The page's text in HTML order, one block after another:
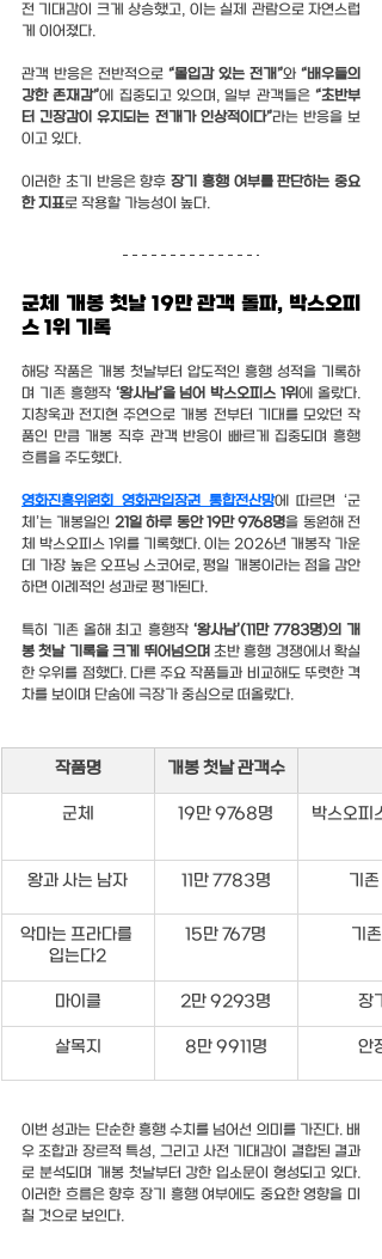
전 기대감이 크게 상승했고, 이는 실제 관람으로 자연스럽
게 이어졌다.
관객 반응은 전반적으로 “몰입감 있는 전개”와 “배우들의
강한 존재감”에 집중되고 있으며, 일부 관객들은 “초반부
터 긴장감이 유지되는 전개가 인상적이다”라는 반응을 보
이고 있다.
이러한 초기 반응은 향후 장기 흥행 여부를 판단하는 중요
한 지표로 작용할 가능성이 높다.
군체 개봉 첫날 19만 관객 돌파, 박스오피
스 1위 기록
해당 작품은 개봉 첫날부터 압도적인 흥행 성적을 기록하
며 기존 흥행작 ‘왕사남’을 넘어 박스오피스 1위에 올랐다.
지창욱과 전지현 주연으로 개봉 전부터 기대를 모았던 작
품인 만큼 개봉 직후 관객 반응이 빠르게 집중되며 흥행
흐름을 주도했다.
영화진흥위원회 영화관입장권 통합전산망에 따르면 ‘군
체’는 개봉일인 21일 하루 동안 19만 9768명을 동원해 전
체 박스오피스 1위를 기록했다. 이는 2026년 개봉작 가운
데 가장 높은 오프닝 스코어로, 평일 개봉이라는 점을 감안
하면 이례적인 성과로 평가된다.
특히 기존 올해 최고 흥행작 ‘왕사남’(11만 7783명)의 개
봉 첫날 기록을 크게 뛰어넘으며 초반 흥행 경쟁에서 확실
한 우위를 점했다. 다른 주요 작품들과 비교해도 뚜렷한 격
차를 보이며 단숨에 극장가 중심으로 떠올랐다.
작품명 개봉 첫날 관객수
군체 19만 9768명 박스오피
왕과 사는 남자 11만 7783명 기존
악마는 프라다를
입는다2
15만 767명 기
마이클 2만 9293명 장
살목지 8만 9911명 안
이번 성과는 단순한 흥행 수치를 넘어선 의미를 가진다. 배
우 조합과 장르적 특성, 그리고 사전 기대감이 결합된 결과
로 분석되며 개봉 첫날부터 강한 입소문이 형성되고 있다.
이러한 흐름은 향후 장기 흥행 여부에도 중요한 영향을 미
칠 것으로 보인다.